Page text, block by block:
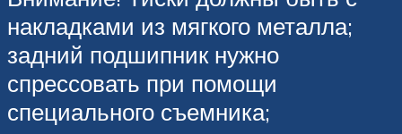
накладками из мягкого металла;
задний подшипник нужно
спрессовать при помощи
специального съемника;